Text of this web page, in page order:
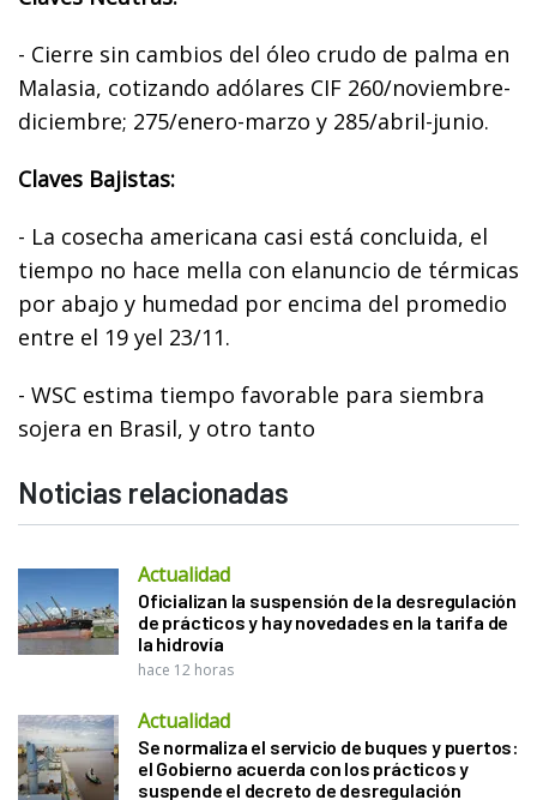
- Cierre sin cambios del óleo crudo de palma en
Malasia, cotizando adólares CIF 260/noviembre-
diciembre; 275/enero-marzo y 285/abril-junio.
Claves Bajistas:
- La cosecha americana casi está concluida, el
tiempo no hace mella con elanuncio de térmicas
por abajo y humedad por encima del promedio
entre el 19 yel 23/11.
- WSC estima tiempo favorable para siembra
sojera en Brasil, y otro tanto
Noticias relacionadas
Actualidad
Oficializan la suspensión de la desregulación
de prácticos y hay novedades en la tarifa de
la hidrovía
hace 12 horas
Actualidad
Se normaliza el servicio de buques y puertos:
el Gobierno acuerda con los prácticos y
suspende el decreto de desregulación